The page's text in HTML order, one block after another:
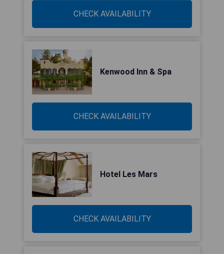
CHECK AVAILABILITY
Kenwood Inn & Spa
CHECK AVAILABILITY
Hotel Les Mars
CHECK AVAILABILITY